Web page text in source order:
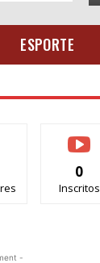
ESPORTE
0
Inscritos
-